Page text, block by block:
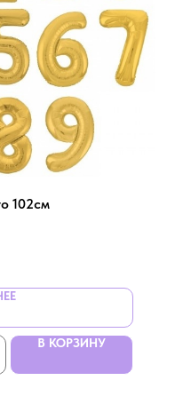
102см
В КОРЗИНУ